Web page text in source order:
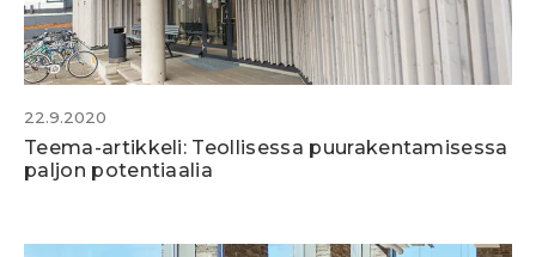
22.9.2020
Teema-artikkeli: Teollisessa puurakentamisessa
paljon potentiaalia